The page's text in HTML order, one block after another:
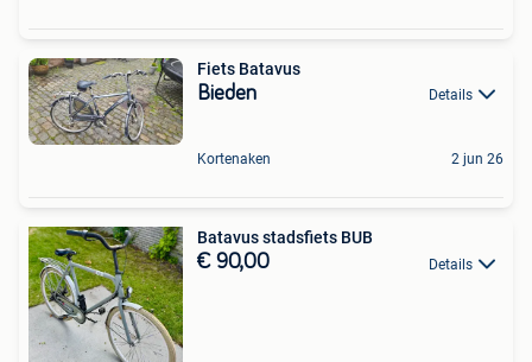
Fiets Batavus
Bieden Details
Kortenaken 2 jun 26
Batavus stadsfiets BUB
€ 90,00 Details